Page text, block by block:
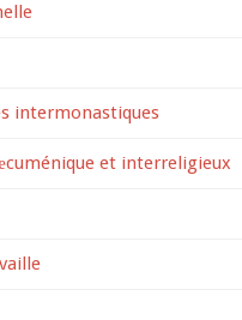
intermonastiques
et interreligieux